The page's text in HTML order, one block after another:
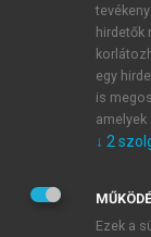
JELSZÓ ÚJRA
Kérek
Kérek
veszem és
hirdetők
egy
is
↓ 2
Ezek a